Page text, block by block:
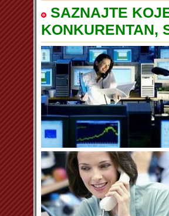
SAZNAJTE
KONKURENTAN,